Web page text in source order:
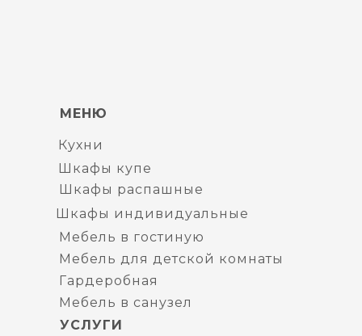
МЕНЮ
УСЛУГИ
Кухни
Шкафы купе
Шкафы распашные
Шкафы индивидуальные
Мебель для детской комнаты
Мебель в гостиную
Мебель в санузел
Гардеробная